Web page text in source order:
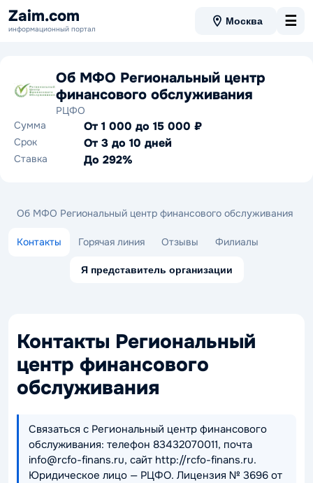
Zaim.com
информационный портал
Москва ☰
Об МФО Региональный центр
финансового обслуживания
РЦФО
Сумма
От 1 000 до 15 000 ₽
Срок От 3 до 10 дней
Ставка До 292%
Об МФО Региональный центр финансового обслуживания
Контакты Горячая линия Отзывы Филиалы
Я представитель организации
Контакты Региональный
центр финансового
обслуживания
Связаться с Региональный центр финансового
обслуживания: телефон 83432070011, почта
info@rcfo-finans.ru, сайт http://rcfo-finans.ru.
Юридическое лицо — РЦФО. Лицензия № 3696 от